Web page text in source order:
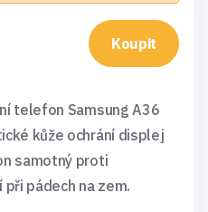
Koupit
telefon Samsung A36
kůže ochrání displej
samotný proti
pádech na zem.